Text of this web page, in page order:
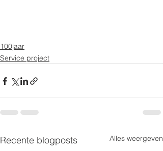
100jaar
Service project
Recente blogposts Alles weergeven